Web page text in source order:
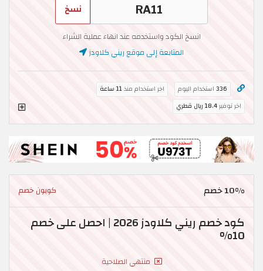
نسخ
انسخ الكود واستخدمه عند انهاء عملية الشراء
المتابعة إلى موقع ريني كلاودز
336 استخدام اليوم اخر استخدام منذ11 ساعة
اخر توفير18.4 ريال قطري
10% خصم كوبون خصم
كود خصم ريني كلاودز 2026 | احصل على خصم
10%
منتهي الصلاحية